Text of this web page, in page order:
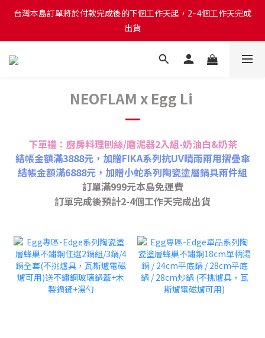
台灣本島訂單將於付款完成後的下個工作天起，2~4個工作天完成
出貨
台灣本島訂單將於付款完成後的下個工作天起，2~4個工作天完成
出貨
台灣本島消費滿$999免運費
台灣本島訂單將於付款完成後的下個工作天起，2~4個工作天完成
NEOFLAM x Egg Li
下單禮：廚房料理刨絲/磨泥器2入組-奶油白&奶茶
結帳金額滿3888元，加贈FIKA系列抗UV晴雨兩用摺疊傘
結帳金額滿6888元，加贈小蛇系列陶瓷塗層鍋具兩件組
訂單滿999元本島免運費
訂單完成後預計2-4個工作天完成出貨